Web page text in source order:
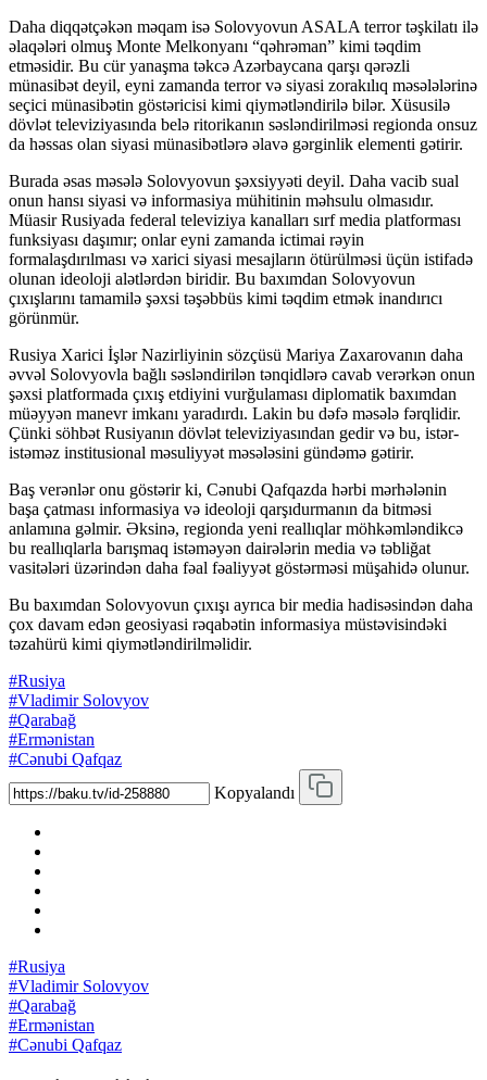
Daha diqqətçəkən məqam isə Solovyovun ASALA terror təşkilatı ilə
əlaqələri olmuş Monte Melkonyanı “qəhrəman” kimi təqdim
etməsidir. Bu cür yanaşma təkcə Azərbaycana qarşı qərəzli
münasibət deyil, eyni zamanda terror və siyasi zorakılıq məsələlərinə
seçici münasibətin göstəricisi kimi qiymətləndirilə bilər. Xüsusilə
dövlət televiziyasında belə ritorikanın səsləndirilməsi regionda onsuz
da həssas olan siyasi münasibətlərə əlavə gərginlik elementi gətirir.
Burada əsas məsələ Solovyovun şəxsiyyəti deyil. Daha vacib sual
onun hansı siyasi və informasiya mühitinin məhsulu olmasıdır.
Müasir Rusiyada federal televiziya kanalları sırf media platforması
funksiyası daşımır; onlar eyni zamanda ictimai rəyin
formalaşdırılması və xarici siyasi mesajların ötürülməsi üçün istifadə
olunan ideoloji alətlərdən biridir. Bu baxımdan Solovyovun
çıxışlarını tamamilə şəxsi təşəbbüs kimi təqdim etmək inandırıcı
görünmür.
Rusiya Xarici İşlər Nazirliyinin sözçüsü Mariya Zaxarovanın daha
əvvəl Solovyovla bağlı səsləndirilən tənqidlərə cavab verərkən onun
şəxsi platformada çıxış etdiyini vurğulaması diplomatik baxımdan
müəyyən manevr imkanı yaradırdı. Lakin bu dəfə məsələ fərqlidir.
Çünki söhbət Rusiyanın dövlət televiziyasından gedir və bu, istər-
istəməz institusional məsuliyyət məsələsini gündəmə gətirir.
Baş verənlər onu göstərir ki, Cənubi Qafqazda hərbi mərhələnin
başa çatması informasiya və ideoloji qarşıdurmanın da bitməsi
anlamına gəlmir. Əksinə, regionda yeni reallıqlar möhkəmləndikcə
bu reallıqlarla barışmaq istəməyən dairələrin media və təbliğat
vasitələri üzərindən daha fəal fəaliyyət göstərməsi müşahidə olunur.
Bu baxımdan Solovyovun çıxışı ayrıca bir media hadisəsindən daha
çox davam edən geosiyasi rəqabətin informasiya müstəvisindəki
təzahürü kimi qiymətləndirilməlidir.
#Rusiya
#Vladimir Solovyov
#Qarabağ
#Ermənistan
#Cənubi Qafqaz
Kopyalandı
#Rusiya
#Vladimir Solovyov
#Qarabağ
#Ermənistan
#Cənubi Qafqaz